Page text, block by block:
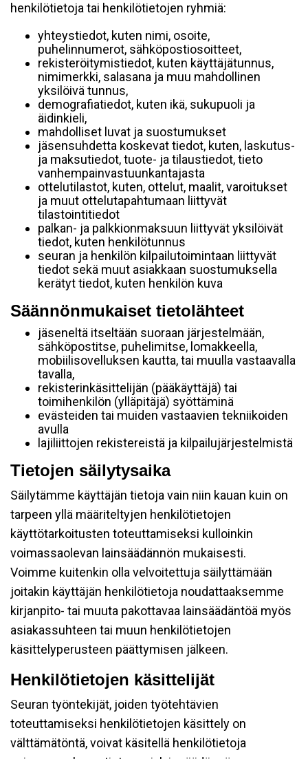
henkilötietoja tai henkilötietojen ryhmiä:
yhteystiedot, kuten nimi, osoite,
puhelinnumerot, sähköpostiosoitteet,
rekisteröitymistiedot, kuten käyttäjätunnus,
nimimerkki, salasana ja muu mahdollinen
yksilöivä tunnus,
demografiatiedot, kuten ikä, sukupuoli ja
äidinkieli,
mahdolliset luvat ja suostumukset
jäsensuhdetta koskevat tiedot, kuten, laskutus-
ja maksutiedot, tuote- ja tilaustiedot, tieto
vanhempainvastuunkantajasta
ottelutilastot, kuten, ottelut, maalit, varoitukset
ja muut ottelutapahtumaan liittyvät
tilastointitiedot
palkan- ja palkkionmaksuun liittyvät yksilöivät
tiedot, kuten henkilötunnus
seuran ja henkilön kilpailutoimintaan liittyvät
tiedot sekä muut asiakkaan suostumuksella
kerätyt tiedot, kuten henkilön kuva
Säännönmukaiset tietolähteet
jäseneltä itseltään suoraan järjestelmään,
sähköpostitse, puhelimitse, lomakkeella,
mobiilisovelluksen kautta, tai muulla vastaavalla
tavalla,
rekisterinkäsittelijän (pääkäyttäjä) tai
toimihenkilön (ylläpitäjä) syöttäminä
evästeiden tai muiden vastaavien tekniikoiden
avulla
lajiliittojen rekistereistä ja kilpailujärjestelmistä
Tietojen säilytysaika
Säilytämme käyttäjän tietoja vain niin kauan kuin on
tarpeen yllä määriteltyjen henkilötietojen
käyttötarkoitusten toteuttamiseksi kulloinkin
voimassaolevan lainsäädännön mukaisesti.
Voimme kuitenkin olla velvoitettuja säilyttämään
joitakin käyttäjän henkilötietoja noudattaaksemme
kirjanpito- tai muuta pakottavaa lainsäädäntöä myös
asiakassuhteen tai muun henkilötietojen
käsittelyperusteen päättymisen jälkeen.
Henkilötietojen käsittelijät
Seuran työntekijät, joiden työtehtävien
toteuttamiseksi henkilötietojen käsittely on
välttämätöntä, voivat käsitellä henkilötietoja